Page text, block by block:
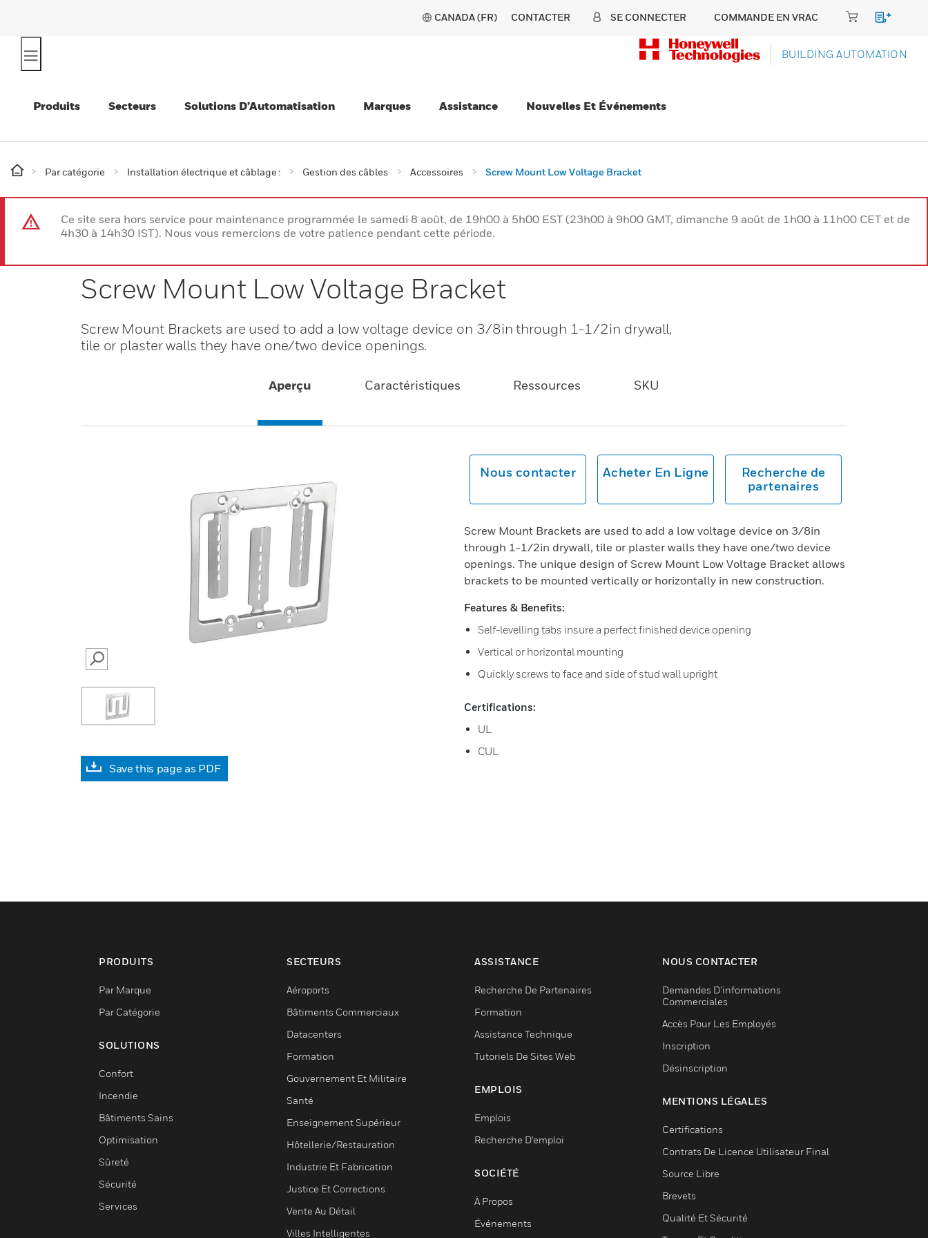
CANADA (FR) CONTACTER SE CONNECTER COMMANDE EN VRAC
BUILDING AUTOMATION
Produits Secteurs Solutions D’Automatisation Marques Assistance Nouvelles Et Événements
Par catégorie Installation électrique et câblage : Gestion des câbles Accessoires Screw Mount Low Voltage Bracket
Ce site sera hors service pour maintenance programmée le samedi 8 août, de 19h00 à 5h00 EST (23h00 à 9h00 GMT, dimanche 9 août de 1h00 à 11h00 CET et de
4h30 à 14h30 IST). Nous vous remercions de votre patience pendant cette période.
Screw Mount Low Voltage Bracket
Screw Mount Brackets are used to add a low voltage device on 3/8in through 1-1/2in drywall,
tile or plaster walls they have one/two device openings.
Aperçu Caractéristiques Ressources SKU
SEARCH
Save this page as PDF
Nous contacter Acheter En Ligne
Recherche de
partenaires
Screw Mount Brackets are used to add a low voltage device on 3/8in
through 1-1/2in drywall, tile or plaster walls they have one/two device
openings. The unique design of Screw Mount Low Voltage Bracket allows
brackets to be mounted vertically or horizontally in new construction.
Features & Benefits:
Self-levelling tabs insure a perfect finished device opening
Vertical or horizontal mounting
Quickly screws to face and side of stud wall upright
Certifications:
UL
CUL
PRODUITS
Par Marque
Par Catégorie
SOLUTIONS
Confort
Incendie
Bâtiments Sains
Optimisation
Sûreté
Sécurité
Services
SECTEURS
Aéroports
Bâtiments Commerciaux
Datacenters
Formation
Gouvernement Et Militaire
Santé
Enseignement Supérieur
Hôtellerie/Restauration
Industrie Et Fabrication
Justice Et Corrections
Vente Au Détail
Villes Intelligentes
ASSISTANCE
Recherche De Partenaires
Formation
Assistance Technique
Tutoriels De Sites Web
EMPLOIS
Emplois
Recherche D'emploi
SOCIÉTÉ
À Propos
Événements
NOUS CONTACTER
Demandes D’informations
Commerciales
Accès Pour Les Employés
Inscription
Désinscription
MENTIONS LÉGALES
Certifications
Contrats De Licence Utilisateur Final
Source Libre
Brevets
Qualité Et Sécurité